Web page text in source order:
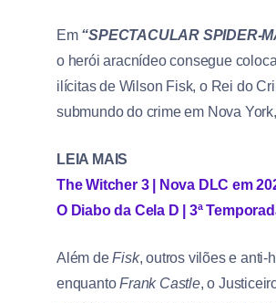
Em “SPECTACULAR SPIDER-
o herói aracnídeo consegue
ilícitas de Wilson Fisk, o Rei do
submundo do crime em Nova
LEIA MAIS
The Witcher 3 | Nova DLC em
O Diabo da Cela D | 3ª
Além deFisk, outros vilões e anti-
enquantoFrank Castle, o